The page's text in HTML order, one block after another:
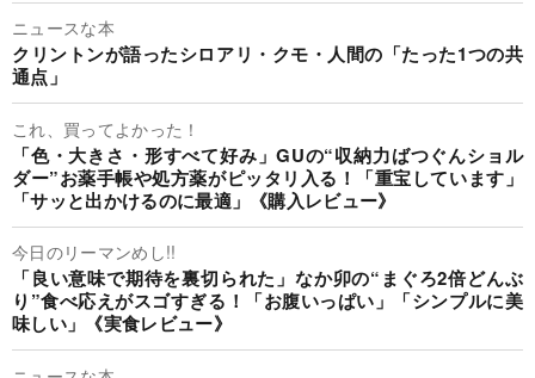
ニュースな本
クリントンが語ったシロアリ・クモ・人間の「たった1つの共
通点」
これ、買ってよかった！
「色・大きさ・形すべて好み」GUの“収納力ばつぐんショル
ダー”お薬手帳や処方薬がピッタリ入る！「重宝しています」
「サッと出かけるのに最適」《購入レビュー》
今日のリーマンめし!!
「良い意味で期待を裏切られた」なか卯の“まぐろ2倍どんぶ
り”食べ応えがスゴすぎる！「お腹いっぱい」「シンプルに美
味しい」《実食レビュー》